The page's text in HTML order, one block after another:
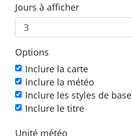
Jours à afficher
Options
Inclure la carte
Inclure la météo
Inclure les styles de base
Inclure le titre
Unité météo